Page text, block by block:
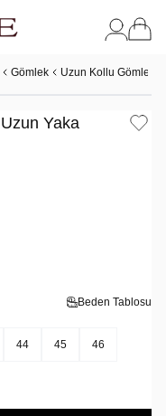
Gömlek Uzun Kollu Gömlek
Yaka
Beden Tablosu
44 45 46